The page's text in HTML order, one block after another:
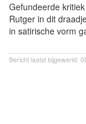
Gefundeerde
Rutger in dit
in satirische vorm
Bericht laatst bijgewerkt: